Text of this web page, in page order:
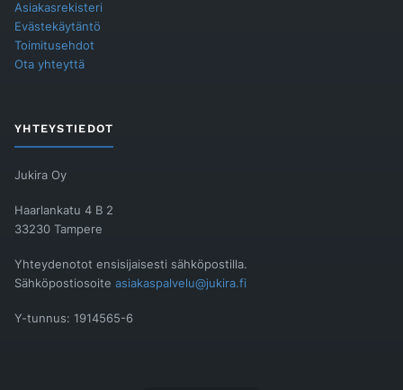
Asiakasrekisteri
Evästekäytäntö
Toimitusehdot
Ota yhteyttä
YHTEYSTIEDOT
Jukira Oy
Haarlankatu 4 B 2
33230 Tampere
Yhteydenotot ensisijaisesti sähköpostilla.
Sähköpostiosoite asiakaspalvelu@jukira.fi
Y-tunnus: 1914565-6